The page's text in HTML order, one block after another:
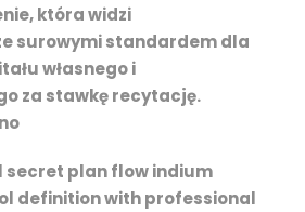
która widzi
surowymi standardem dla
własnego i
za stawkę recytację.
plan flow indium
definition with professional